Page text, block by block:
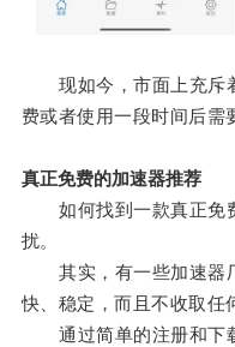
现如今，市面上充斥
费或者使用一段时间后需
真正免费的加速器推荐
如何找到一款真正免
扰。
其实，有一些加速器
快、稳定，而且不收取任
通过简单的注册和下